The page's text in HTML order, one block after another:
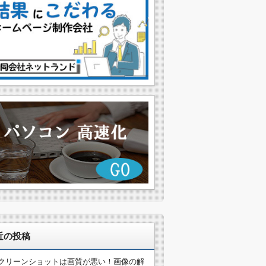
の投稿
リーンショットは画質が悪い！画像の解